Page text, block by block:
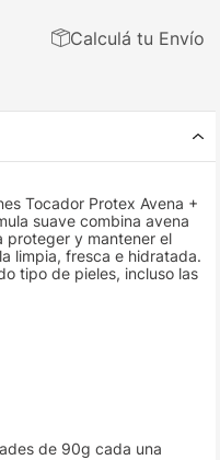
Calculá tu Envío
Tocador Protex Avena +
suave combina avena
proteger y mantener el
limpia, fresca e hidratada.
tipo de pieles, incluso las
de 90g cada una